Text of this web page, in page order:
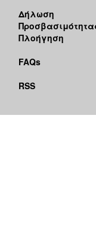
Δήλωση
Πλοήγηση
FAQs
RSS